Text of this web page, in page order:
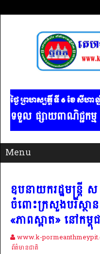
ថ្ងៃ ព្រហស្បត្ដិ៍ ទី 6​ ខែ សីហា ឆ្
ផ្សាយពាណិជ្ជកម្ម គ្
ឧបនាយករដ្ឋមន្ត្
ចំពោះក្រសួងបរិស្ថ
«ភាពស្អាត» នៅកម្ពុ
www.k-
ព័ត៌មានជាតិ